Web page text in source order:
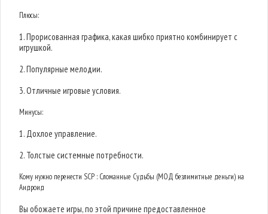
Плюсы:
1. Прорисованная графика, какая шибко приятно комбинирует с
игрушкой.
2. Популярные мелодии.
3. Отличные игровые условия.
Минусы:
1. Дохлое управление.
2. Толстые системные потребности.
Кому нужно перенести SCP : Сломанные Судьбы (МОД безлимитные деньги) на
Андроид
Вы обожаете игры, по этой причине предоставленное